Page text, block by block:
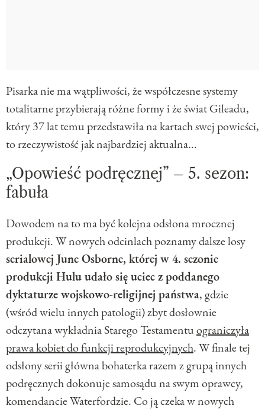
Pisarka nie ma wątpliwości, że współczesne systemy
totalitarne przybierają różne formy i że świat Gileadu,
który 37 lat temu przedstawiła na kartach swej powieści,
to rzeczywistość jak najbardziej aktualna...
„Opowieść podręcznej” – 5. sezon:
fabuła
Dowodem na to ma być kolejna odsłona mrocznej
produkcji. W nowych odcinlach poznamy dalsze losy
serialowej June Osborne, której w 4. sezonie
produkcji Hulu udało się uciec z poddanego
dyktaturze wojskowo-religijnej państwa, gdzie
(wśród wielu innych patologii) zbyt dosłownie
odczytana wykładnia Starego Testamentuograniczyła
prawa kobiet do funkcji reprodukcyjnych. W finale tej
odsłony serii główna bohaterka razem z grupą innych
podręcznych dokonuje samosądu na swym oprawcy,
komendancie Waterfordzie. Co ją czeka w nowych